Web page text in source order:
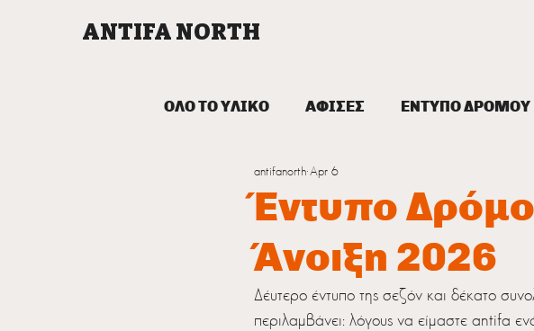
ANTIFA NORTH
ΟΛΟ ΤΟ ΥΛΙΚΟ ΑΦΙΣΕΣ ΕΝΤΥΠΟ ΔΡΟΜΟΥ
ΕΚΔΗΛΩΣΕΙΣ ΠΡΟΚΗΡΥΞΕΙΣ
Έντυπο
Άνοιξη 2026
antifanorth Apr 6
Δέυτερο έντυπο της σεζόν και δέκατο
περιλαμβάνει: λόγους να είμαστε antifa